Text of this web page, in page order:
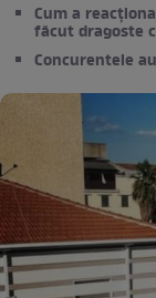
Cum a
făcut dragoste
Concurentele